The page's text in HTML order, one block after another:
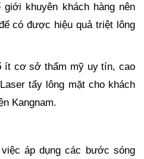
khuyên khách hàng nên
có được hiệu quả triệt lông
ít cơ sở thẩm mỹ uy tín, cao
tẩy lông mặt cho khách
Kangnam.
áp dụng các bước sóng